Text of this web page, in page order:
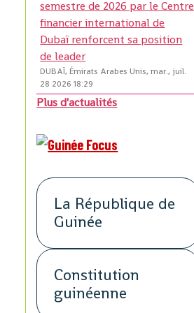
semestre de 2026 par le Centre
financier international de
Dubaï renforcent sa position
de leader
DUBAÏ, Émirats Arabes Unis, mar., juil.
28 2026 18:29
Plus d'actualités
La République de
Guinée
Constitution
guinéenne